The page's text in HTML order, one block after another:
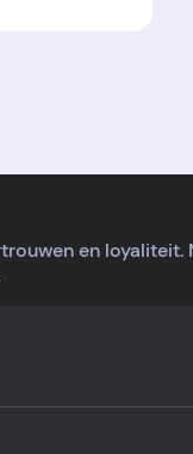
en loyaliteit.